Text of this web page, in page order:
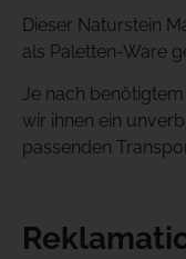
Dieser Naturstein
als Paletten-Ware
Je nach
wir ihnen ein
passenden